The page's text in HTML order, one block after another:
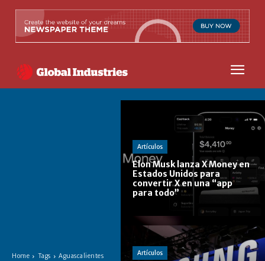
Home Tags Aguascalientes
Artículos
Elon Musk lanza X Money en
Estados Unidos para
convertir X en una “app
para todo”
Artículos